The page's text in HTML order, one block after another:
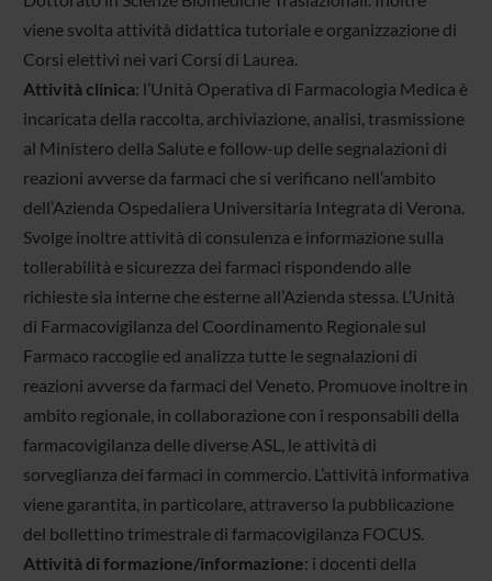
viene svolta attività didattica tutoriale e organizzazione di
Corsi elettivi nei vari Corsi di Laurea.
Attività clinica: l’Unità Operativa di Farmacologia Medica è
incaricata della raccolta, archiviazione, analisi, trasmissione
al Ministero della Salute e follow-up delle segnalazioni di
reazioni avverse da farmaci che si verificano nell’ambito
dell’Azienda Ospedaliera Universitaria Integrata di Verona.
Svolge inoltre attività di consulenza e informazione sulla
tollerabilità e sicurezza dei farmaci rispondendo alle
richieste sia interne che esterne all’Azienda stessa. L’Unità
di Farmacovigilanza del Coordinamento Regionale sul
Farmaco raccoglie ed analizza tutte le segnalazioni di
reazioni avverse da farmaci del Veneto. Promuove inoltre in
ambito regionale, in collaborazione con i responsabili della
farmacovigilanza delle diverse ASL, le attività di
sorveglianza dei farmaci in commercio. L’attività informativa
viene garantita, in particolare, attraverso la pubblicazione
del bollettino trimestrale di farmacovigilanza FOCUS.
Attività di formazione/informazione: i docenti della